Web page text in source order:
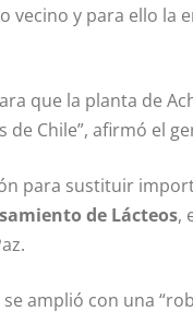
y para ello la
que la planta de
Chile”, afirmó el
para sustituir
de Lácteos,
amplió con una